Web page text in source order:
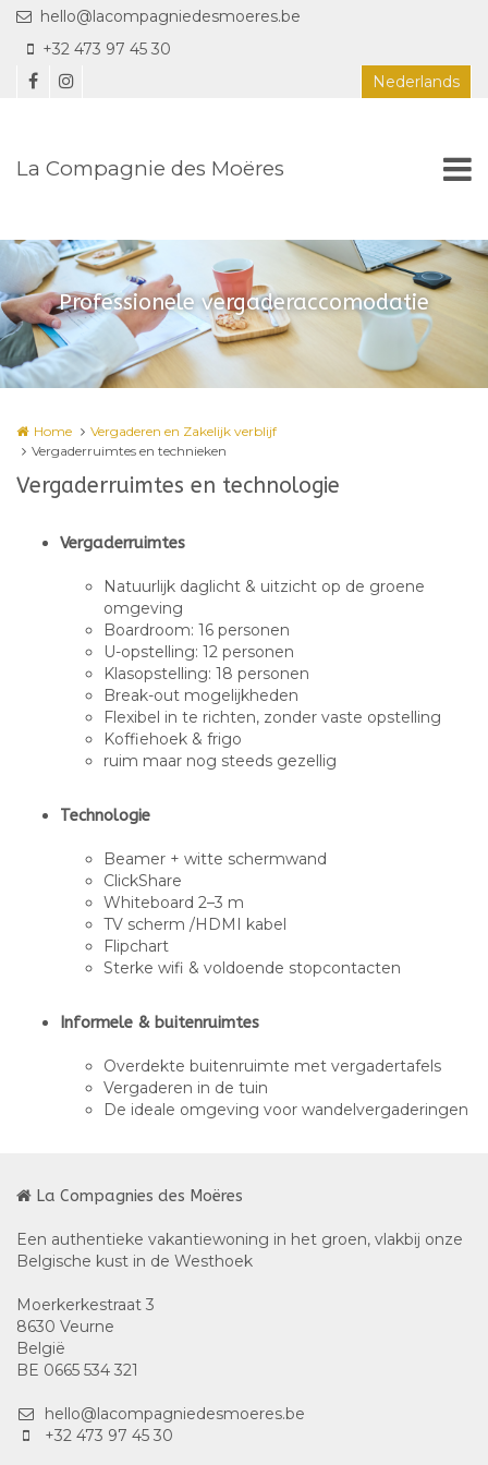
Overslaan en naar de inhoud gaan
hello@lacompagniedesmoeres.be
+32 473 97 45 30
Nederlands
La Compagnie des Moëres
Professionele vergaderaccomodatie
Home
Vergaderen en Zakelijk verblijf
Vergaderruimtes en technieken
Vergaderruimtes en technologie
Vergaderruimtes
Natuurlijk daglicht & uitzicht op de groene
omgeving
Boardroom: 16 personen
U-opstelling: 12 personen
Klasopstelling: 18 personen
Break-out mogelijkheden
Flexibel in te richten, zonder vaste opstelling
Koffiehoek & frigo
ruim maar nog steeds gezellig
Technologie
Beamer + witte schermwand
ClickShare
Whiteboard 2–3 m
TV scherm /HDMI kabel
Flipchart
Sterke wifi & voldoende stopcontacten
Informele & buitenruimtes
Overdekte buitenruimte met vergadertafels
Vergaderen in de tuin
De ideale omgeving voor wandelvergaderingen
La Compagnies des Moëres
Een authentieke vakantiewoning in het groen, vlakbij onze
Belgische kust in de Westhoek
Moerkerkestraat 3
8630 Veurne
België
BE 0665 534 321
hello@lacompagniedesmoeres.be
+32 473 97 45 30